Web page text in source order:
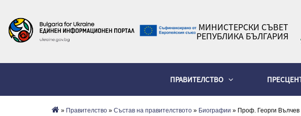
МИНИСТЕРСКИ СЪВЕТ
РЕПУБЛИКА БЪЛГАРИЯ
ПРАВИТЕЛСТВО
» Правителство » Състав на правителството » Биографии » Проф. Георги Вълчев